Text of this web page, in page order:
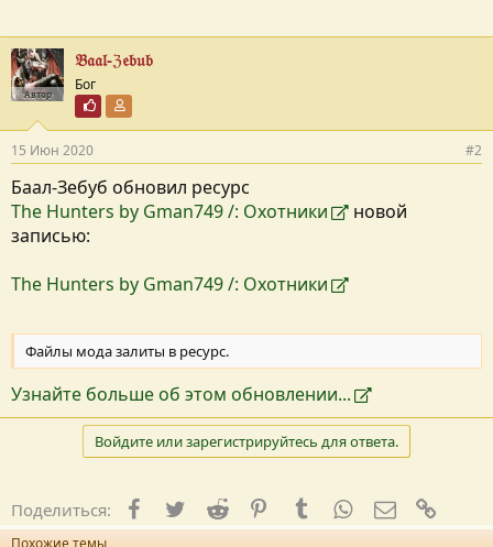
Автор
𝔅𝔞𝔞𝔩-ℨ𝔢𝔟𝔲𝔟
Бог
Почётный пользователь
15 Июн 2020 #2
Баал-Зебуб обновил ресурс
The Hunters by Gman749 /: Охотники
новой
записью:
The Hunters by Gman749 /: Охотники
Файлы мода залиты в ресурс.
Узнайте больше об этом обновлении...
Войдите или зарегистрируйтесь для ответа.
Поделиться: Facebook
TwitterReddit PinterestTumblrWhatsApp
E-mail
Похожие темы